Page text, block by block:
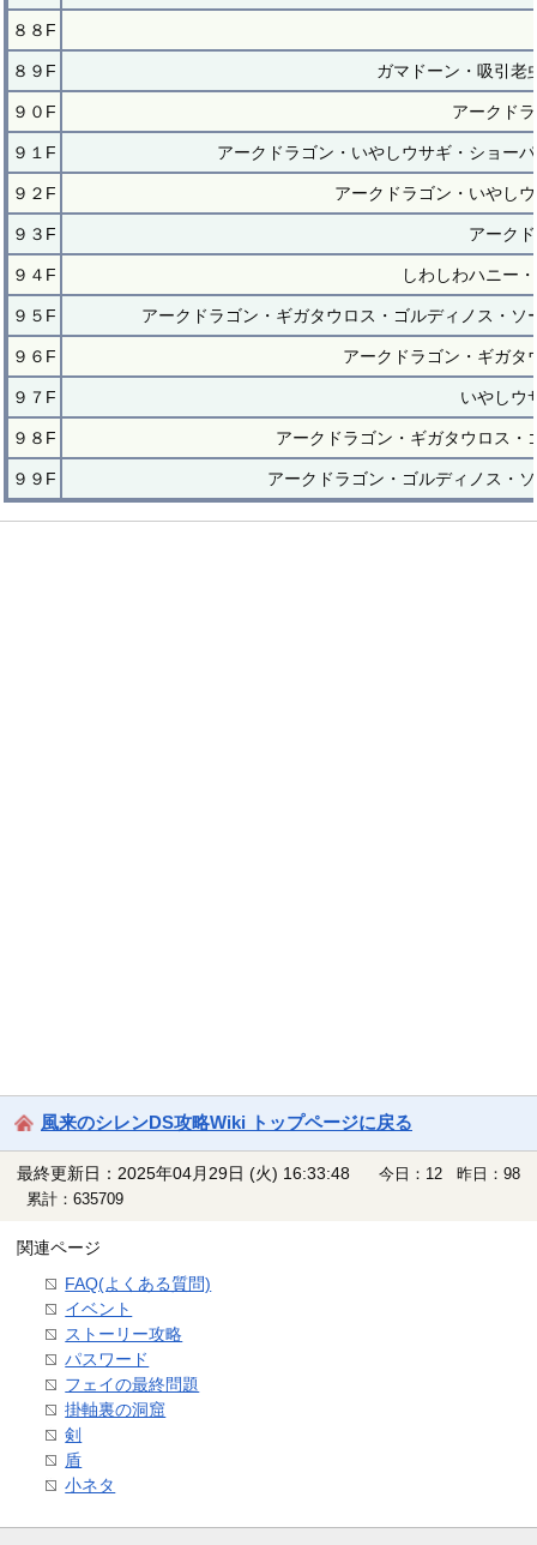
８８F
８９F ガマドーン・吸引老
９０F アークド
９１F アークドラゴン・いやしウサギ・ショー
９２F アークドラゴン・いやし
９３F アーク
９４F しわしわハニー
９５F アークドラゴン・ギガタウロス・ゴルディノス・
９６F アークドラゴン・ギガタ
９７F いやしウ
９８F アークドラゴン・ギガタウロス
９９F アークドラゴン・ゴルディノス・
風来のシレンDS攻略Wiki トップページに戻る
最終更新日：2025年04月29日 (火) 16:33:48
今日：12 昨日：98
累計：635709
関連ページ
FAQ(よくある質問)
イベント
ストーリー攻略
パスワード
フェイの最終問題
掛軸裏の洞窟
剣
盾
小ネタ